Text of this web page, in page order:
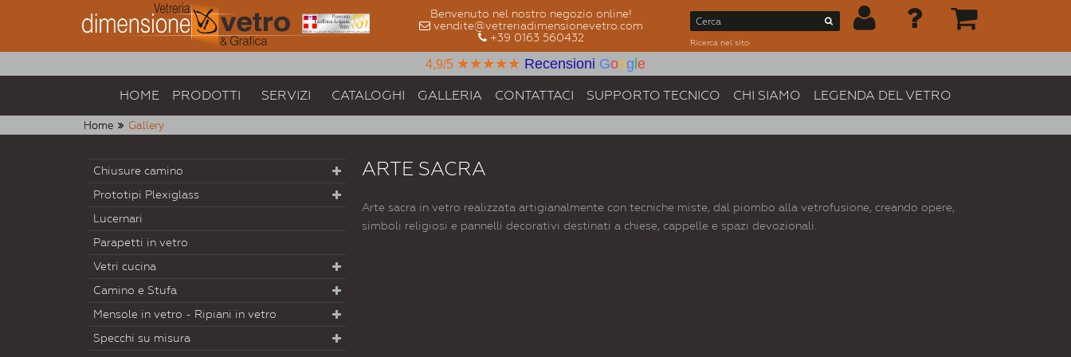
Benvenuto nel nostro negozio online!
vendite@vetreriadimensionevetro.com
+39 0163 560432
Ricerca nel sito
4,9/5 ★★★★★ Recensioni Goog e
HOME PRODOTTI SERVIZI CATALOGHI GALLERIA CONTATTACI SUPPORTO TECNICO CHI SIAMO LEGENDA DEL VETRO
Home Gallery
Chiusure camino
Prototipi Plexiglass
Lucernari
Parapetti in vetro
Vetri cucina
Camino e Stufa
Mensole in vetro - Ripiani in vetro
Specchi su misura
ARTE SACRA
Arte sacra in vetro realizzata artigianalmente con tecniche miste, dal piombo alla vetrofusione, creando opere,
simboli religiosi e pannelli decorativi destinati a chiese, cappelle e spazi devozionali.